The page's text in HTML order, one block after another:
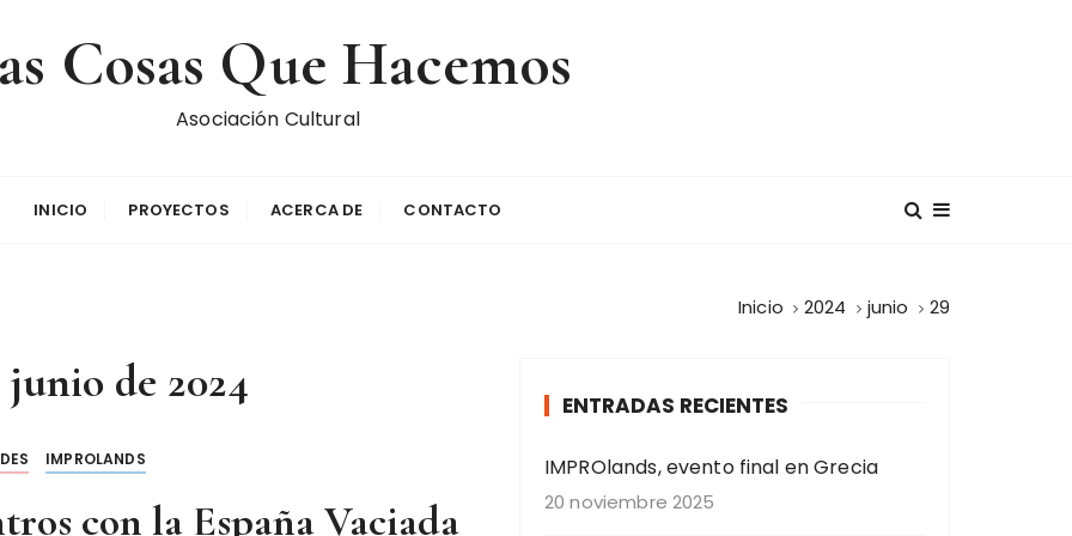
Cosas Que Hacemos
Asociación Cultural
INICIO PROYECTOS ACERCA DE CONTACTO
Inicio 2024 junio 29
junio de 2024
IMPROLANDS
con la España Vaciada
ENTRADAS RECIENTES
IMPROlands, evento final en Grecia
20 noviembre 2025